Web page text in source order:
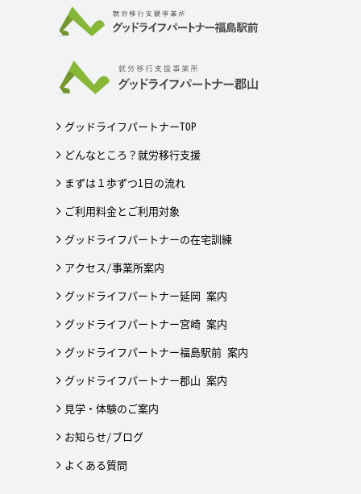
グッドライフパートナーTOP
どんなところ？就労移行支援
まずは１歩ずつ1日の流れ
ご利用料金とご利用対象
グッドライフパートナーの在宅訓練
アクセス/事業所案内
グッドライフパートナー延岡 案内
グッドライフパートナー宮崎 案内
グッドライフパートナー福島駅前 案内
グッドライフパートナー郡山 案内
見学・体験のご案内
お知らせ/ブログ
よくある質問